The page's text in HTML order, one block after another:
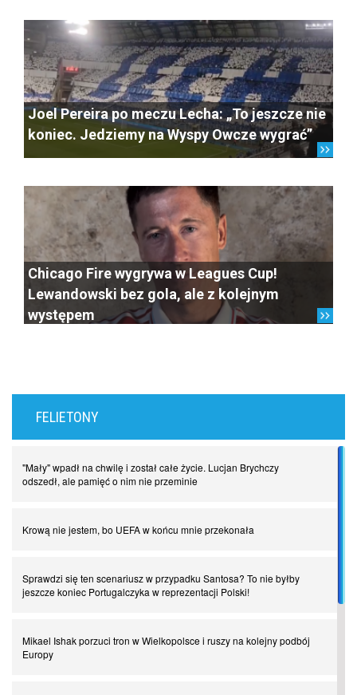
Joel Pereira po meczu Lecha: „To jeszcze nie
koniec. Jedziemy na Wyspy Owcze wygrać”
Chicago Fire wygrywa w Leagues Cup!
Lewandowski bez gola, ale z kolejnym
występem
FELIETONY
"Mały" wpadł na chwilę i został całe życie. Lucjan Brychczy
odszedł, ale pamięć o nim nie przeminie
Krową nie jestem, bo UEFA w końcu mnie przekonała
Sprawdzi się ten scenariusz w przypadku Santosa? To nie byłby
jeszcze koniec Portugalczyka w reprezentacji Polski!
Mikael Ishak porzuci tron w Wielkopolsce i ruszy na kolejny podbój
Europy